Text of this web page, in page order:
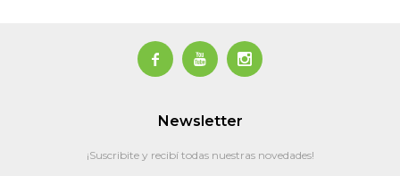
  
Newsletter
¡Suscribite y recibí todas nuestras novedades!